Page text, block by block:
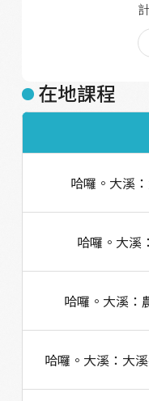
在地課程
哈囉。大溪
哈囉。大溪
哈囉。大溪：
哈囉。大溪：大